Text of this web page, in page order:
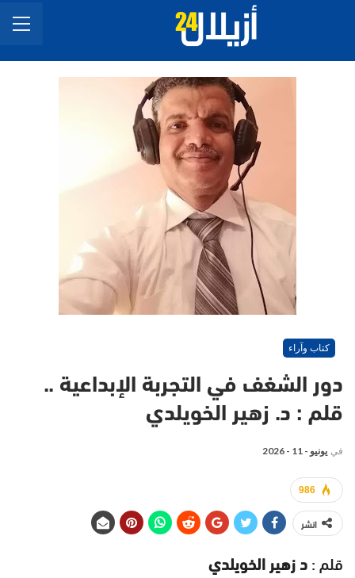
كتاب وآراء
دور الشغف في التجربة الإبداعية ..
قلم : د. زهير الخويلدي
في يونيو - 11 - 2026
986
انشر
قلم :د زهير الخويلدي